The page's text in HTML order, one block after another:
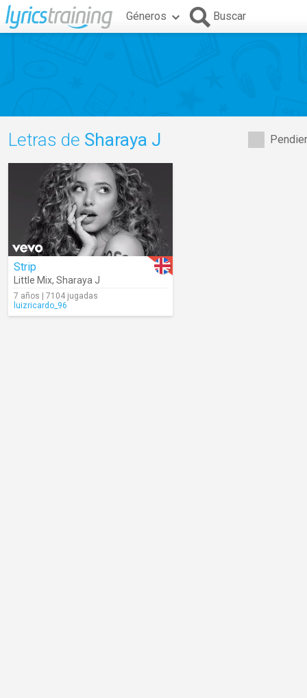
Géneros Buscar
Letras de Sharaya J
Strip
Little Mix, Sharaya J
7 años | 7104 jugadas
luizricardo_96